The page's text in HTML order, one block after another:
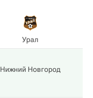
Урал
Нижний Новгород